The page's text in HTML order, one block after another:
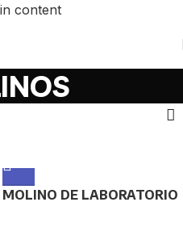
content
MOLINO DE LABORATORIO